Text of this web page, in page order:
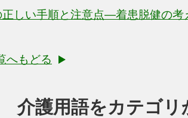
正しい手順と注意点―着患脱健の考
へもどる
介護用語をカテゴリ